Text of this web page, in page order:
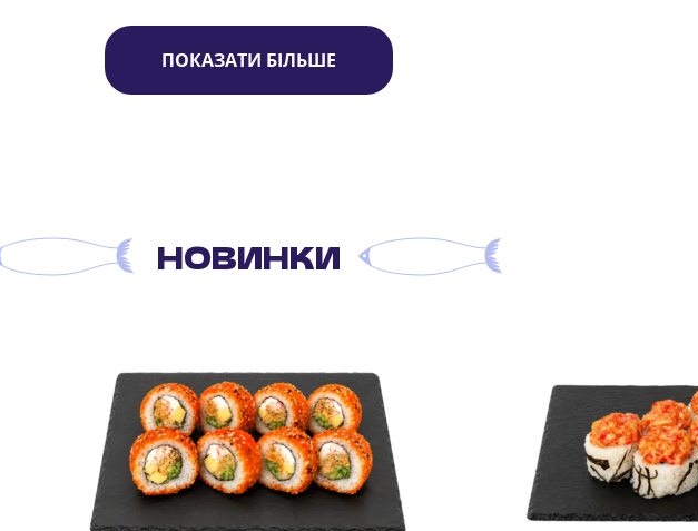
ПОКАЗАТИ БІЛЬШЕ
НОВИНКИ